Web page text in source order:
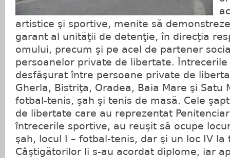
artistice şi sportive, menite să
garant al unităţii de detenţie, în direcţia
omului, precum şi pe acel de partener
persoanelor private de libertate. Întrecerile
desfăşurat între persoane private de
Gherla, Bistriţa, Oradea, Baia Mare şi Satu
fotbal-tenis, şah şi tenis de masă. Cele
de libertate care au reprezentat
întrecerile sportive, au reuşit să ocupe
şah, locul I – fotbal-tenis, dar şi un loc IV la
Câştigătorilor li s-au acordat diplome, iar